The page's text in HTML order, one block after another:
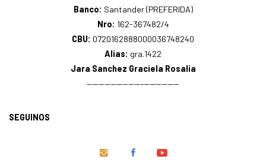
Banco: Santander (PREFERIDA)
Nro: 162-367482/4
CBU: 0720162888000036748240
Alias: gra.1422
Jara Sanchez Graciela Rosalia
—————————–——————
SEGUINOS